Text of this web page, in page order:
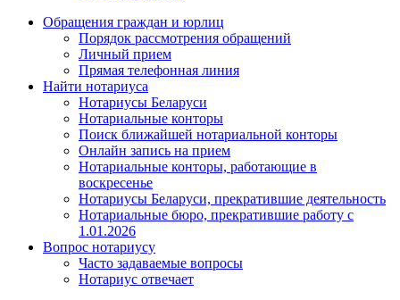
Обращения граждан и юрлиц
Порядок рассмотрения обращений
Личный прием
Прямая телефонная линия
Найти нотариуса
Нотариусы Беларуси
Нотариальные конторы
Поиск ближайшей нотариальной конторы
Онлайн запись на прием
Нотариальные конторы, работающие в
воскресенье
Нотариусы Беларуси, прекратившие деятельность
Нотариальные бюро, прекратившие работу с
1.01.2026
Вопрос нотариусу
Часто задаваемые вопросы
Нотариус отвечает